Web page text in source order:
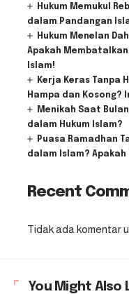
Hukum Memukul
dalam Pandangan
Hukum Menelan
Apakah
Islam!
Kerja Keras Tanpa
Hampa dan Kosong?
Menikah Saat
dalam Hukum Islam?
Puasa Ramadhan
dalam Islam? Apakah
Recent
Tidak ada komentar
You Might Also